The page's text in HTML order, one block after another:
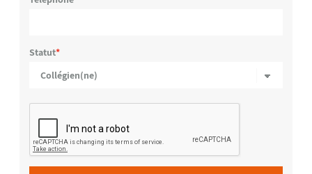
Statut